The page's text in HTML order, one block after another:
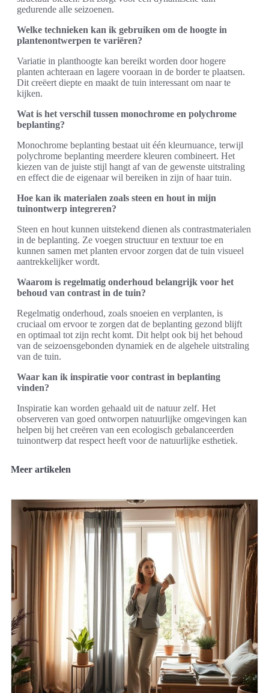
gedurende alle seizoenen.
Welke technieken kan ik gebruiken om de hoogte in
plantenontwerpen te variëren?
Variatie in planthoogte kan bereikt worden door hogere
planten achteraan en lagere vooraan in de border te plaatsen.
Dit creëert diepte en maakt de tuin interessant om naar te
kijken.
Wat is het verschil tussen monochrome en polychrome
beplanting?
Monochrome beplanting bestaat uit één kleurnuance, terwijl
polychrome beplanting meerdere kleuren combineert. Het
kiezen van de juiste stijl hangt af van de gewenste uitstraling
en effect die de eigenaar wil bereiken in zijn of haar tuin.
Hoe kan ik materialen zoals steen en hout in mijn
tuinontwerp integreren?
Steen en hout kunnen uitstekend dienen als contrastmaterialen
in de beplanting. Ze voegen structuur en textuur toe en
kunnen samen met planten ervoor zorgen dat de tuin visueel
aantrekkelijker wordt.
Waarom is regelmatig onderhoud belangrijk voor het
behoud van contrast in de tuin?
Regelmatig onderhoud, zoals snoeien en verplanten, is
cruciaal om ervoor te zorgen dat de beplanting gezond blijft
en optimaal tot zijn recht komt. Dit helpt ook bij het behoud
van de seizoensgebonden dynamiek en de algehele uitstraling
van de tuin.
Waar kan ik inspiratie voor contrast in beplanting
vinden?
Inspiratie kan worden gehaald uit de natuur zelf. Het
observeren van goed ontworpen natuurlijke omgevingen kan
helpen bij het creëren van een ecologisch gebalanceerden
tuinontwerp dat respect heeft voor de natuurlijke esthetiek.
Meer artikelen